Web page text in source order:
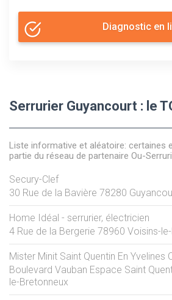
Diagnostic en
Serrurier Guyancourt : le
Liste informative et aléatoire: certaines
partie du réseau de partenaire Ou-
Secury-Clef
30 Rue de la Bavière 78280
Home Idéal - serrurier, électricien
4 Rue de la Bergerie 78960 Voisins-
Mister Minit Saint Quentin En Yvelines
Boulevard Vauban Espace Saint
le-Bretonneux